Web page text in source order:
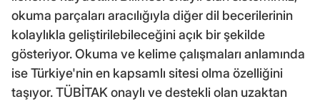
okuma parçaları aracılığıyla diğer dil becerilerinin
kolaylıkla geliştirilebileceğini açık bir şekilde
gösteriyor. Okuma ve kelime çalışmaları anlamında
ise Türkiye'nin en kapsamlı sitesi olma özelliğini
taşıyor. TÜBİTAK onaylı ve destekli olan uzaktan